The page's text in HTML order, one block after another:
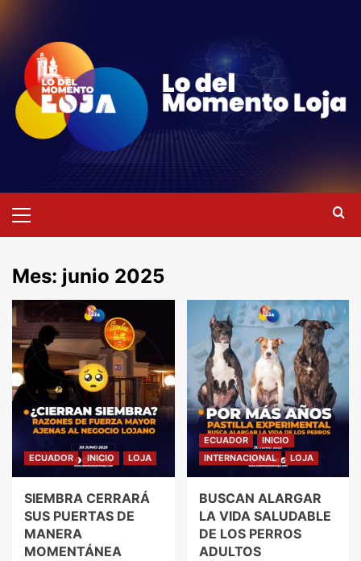
contenido
primario
Mes: junio 2025
ECUADOR INICIO LOJA
SIEMBRA CERRARÁ
SUS PUERTAS DE
MANERA
MOMENTÁNEA
ECUADOR
INICIO
INTERNACIONAL
LOJA
BUSCAN ALARGAR
LA VIDA SALUDABLE
DE LOS PERROS
ADULTOS